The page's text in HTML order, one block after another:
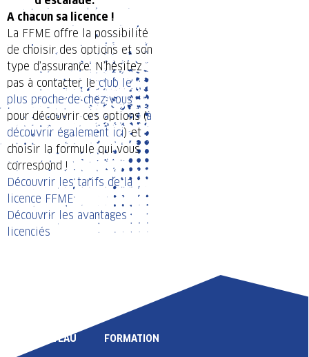
A chacun sa licence !
La FFME offre la possibilité
de choisir des options et son
type d’assurance. N’hésitez
pas à contacter leclub le
plus proche de chez vous
pour découvrir ces options (à
découvrir également ici) et
choisir la formule qui vous
correspond !
Découvrir les tarifs de la
licence FFME
Découvrir les avantages
licenciés
HAUT NIVEAU FORMATION